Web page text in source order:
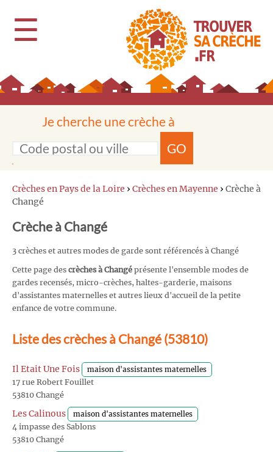
☰
Je cherche une crèche à
GO
Crèches en Pays de la Loire › Crèches en Mayenne › Crèche à
Changé
Crèche à Changé
3 crèches et autres modes de garde sont référencés à Changé
Cette page des crèches à Changé présente l'ensemble modes de
gardes recensés, micro-crèches, haltes-garderie, maisons
d'assistantes maternelles et autres lieux d'accueil de la petite
enfance de votre commune.
Liste des crèches à Changé (53810)
Il Etait Une Fois maison d'assistantes maternelles
17 rue Robert Fouillet
53810 Changé
Les Calinous maison d'assistantes maternelles
4 impasse des Sablons
53810 Changé